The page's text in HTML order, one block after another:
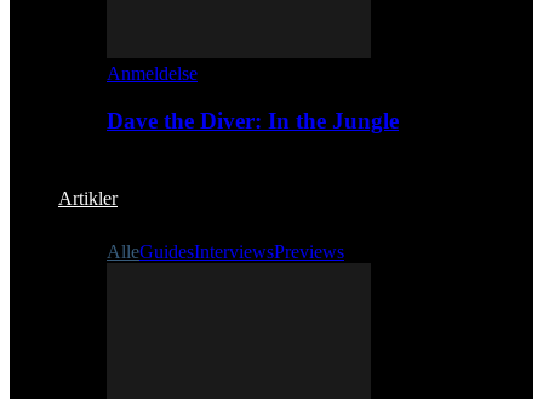
Anmeldelse
Dave the Diver: In the Jungle
Artikler
AlleGuidesInterviewsPreviews